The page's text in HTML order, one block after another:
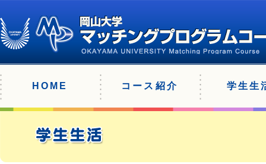
HOME コース紹介 学生生